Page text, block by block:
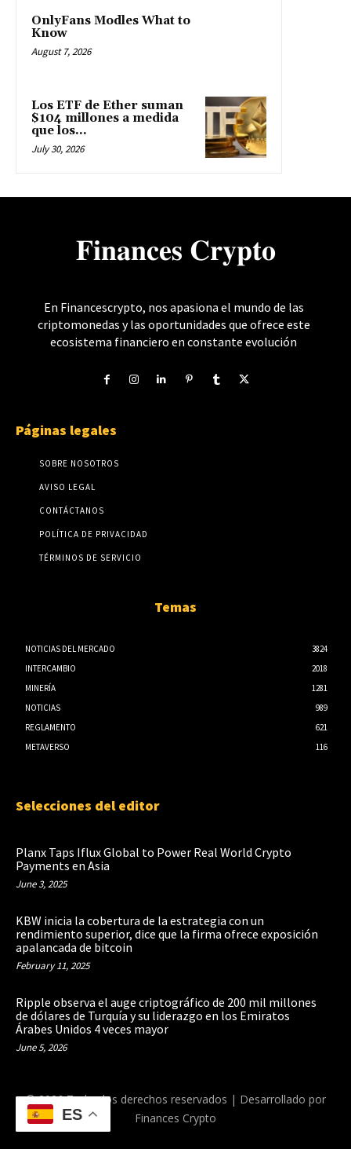
OnlyFans Modles What to
Know
August 7, 2026
Los ETF de Ether suman
$104 millones a medida
que los...
July 30, 2026
𝐅𝐢𝐧𝐚𝐧𝐜𝐞𝐬 𝐂𝐫𝐲𝐩𝐭𝐨
En Financescrypto, nos apasiona el mundo de las
criptomonedas y las oportunidades que ofrece este
ecosistema financiero en constante evolución
Páginas legales
SOBRE NOSOTROS
AVISO LEGAL
CONTÁCTANOS
POLÍTICA DE PRIVACIDAD
TÉRMINOS DE SERVICIO
Temas
NOTICIAS DEL MERCADO
3824
INTERCAMBIO
2018
MINERÍA
1281
NOTICIAS
989
REGLAMENTO
621
METAVERSO
116
Selecciones del editor
Planx Taps Iflux Global to Power Real World Crypto
Payments en Asia
June 3, 2025
KBW inicia la cobertura de la estrategia con un
rendimiento superior, dice que la firma ofrece exposición
apalancada de bitcoin
February 11, 2025
Ripple observa el auge criptográfico de 200 mil millones
de dólares de Turquía y su liderazgo en los Emiratos
Árabes Unidos 4 veces mayor
June 5, 2026
© 2026 Todos los derechos reservados | Desarrollado por
Finances Crypto
ES